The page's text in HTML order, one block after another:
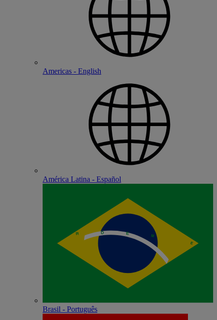
Americas - English
América Latina - Español
Brasil - Português